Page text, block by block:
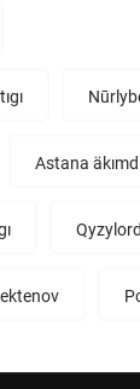
Astana